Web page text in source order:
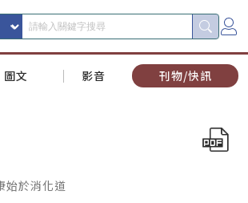
圖文 影音 刊物/快訊
始於消化道